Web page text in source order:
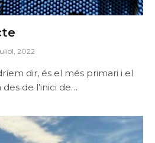
2022
dir, és el més primari i el
de l’inici de…